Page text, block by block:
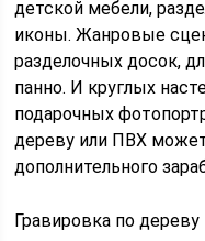
детской мебели,
иконы. Жанровые
разделочных досок,
панно. И круглых
подарочных
дереву или ПВХ
дополнительного
Гравировка по